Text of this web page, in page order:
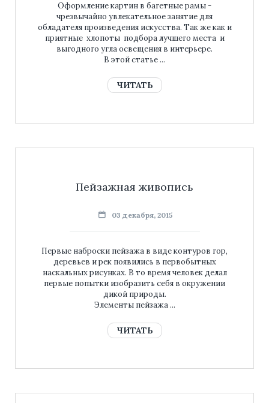
Оформление картин в багетные рамы -
чрезвычайно увлекательное занятие для
обладателя произведения искусства. Так же как и
приятные хлопоты подбора лучшего места и
выгодного угла освещения в интерьере.
В этой статье ...
ЧИТАТЬ
Пейзажная живопись
03 декабря, 2015
Первые наброски пейзажа в виде контуров гор,
деревьев и рек появились в первобытных
наскальных рисунках. В то время человек делал
первые попытки изобразить себя в окружении
дикой природы.
Элементы пейзажа ...
ЧИТАТЬ